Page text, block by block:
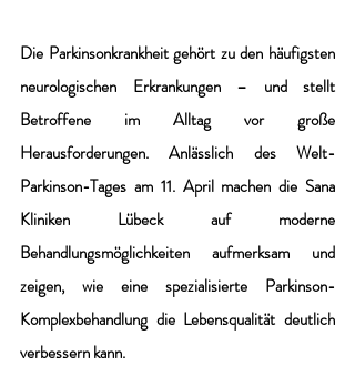
Die Parkinsonkrankheit gehört zu den häufigsten
neurologischen Erkrankungen – und stellt
Betroffene im Alltag vor große
Herausforderungen. Anlässlich des Welt-
Parkinson-Tages am 11. April machen die Sana
Kliniken Lübeck auf moderne
Behandlungsmöglichkeiten aufmerksam und
zeigen, wie eine spezialisierte Parkinson-
Komplexbehandlung die Lebensqualität deutlich
verbessern kann.